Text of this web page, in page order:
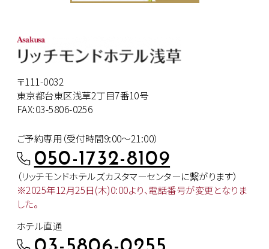
〒111-0032
東京都台東区浅草2丁目7番10号
FAX:03-5806-0256
ご予約専用（受付時間9:00～21:00）
050-1732-8109
（リッチモンドホテルズカスタマーセンターに繋がります）
※2025年12月25日(木)0:00より、電話番号が変更となりま
した。
ホテル直通